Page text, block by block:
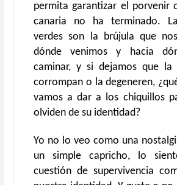
permita garantizar el porvenir
canaria no ha terminado.
verdes son la brújula que
dónde venimos y hacia
caminar, y si dejamos que la
corrompan o la degeneren,
vamos a dar a los chiquillos
olviden de su identidad?
Yo no lo veo como una
un simple capricho, lo
cuestión de supervivencia